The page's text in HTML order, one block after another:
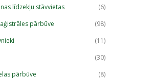
līdzekļu stāvvietas
(6)
pārbūve
(98)
(11)
(30)
pārbūve
(8)